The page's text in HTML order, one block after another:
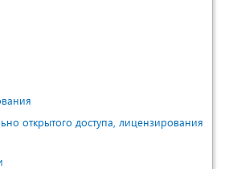
открытого доступа, лицензирования